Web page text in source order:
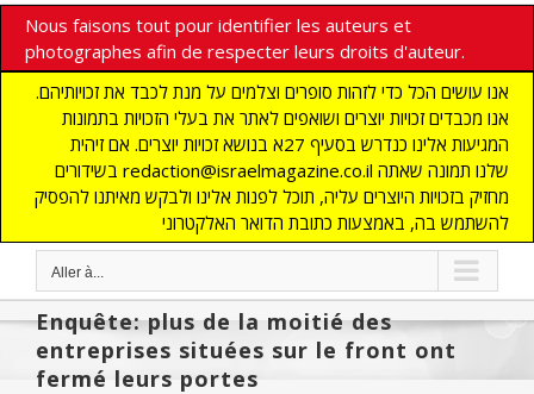
Nous faisons tout pour identifier les auteurs et
photographes afin de respecter leurs droits d'auteur.
אנו עושים הכל כדי לזהות סופרים וצלמים על מנת לכבד את זכויותיהם.
אנו מכבדים זכויות יוצרים ושואפים לאתר את בעלי הזכויות בתמונות
המגיעות אלינו כנדרש בסעיף 27א בנושא זכויות יוצרים. אם זיהית
בשידורים redaction@israelmagazine.co.il שלנו תמונה שאתה
מחזיק בזכויות היוצרים עליה, תוכל לפנות אלינו ולבקש מאיתנו להפסיק
להשתמש בה, באמצעות כתובת הדואר האלקטרוני
Aller à...
Enquête: plus de la moitié des
entreprises situées sur le front ont
fermé leurs portes